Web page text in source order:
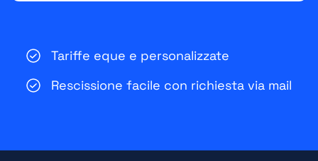
Tariffe eque e personalizzate
Rescissione facile con richiesta via mail